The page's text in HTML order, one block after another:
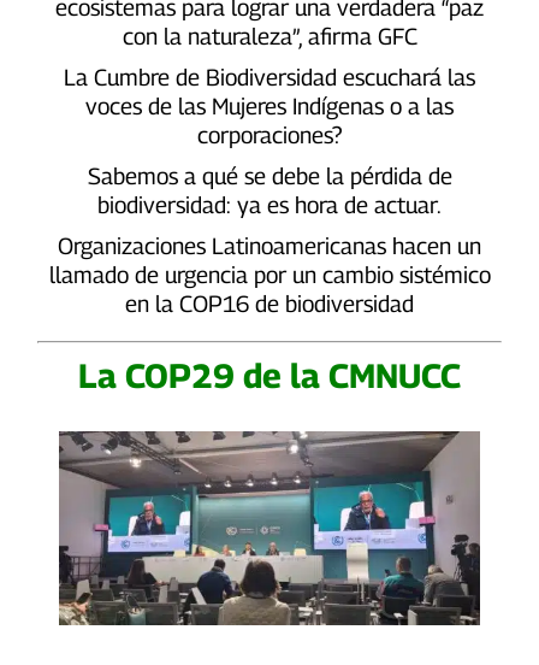
ecosistemas para lograr una verdadera “paz
con la naturaleza”, afirma GFC
La Cumbre de Biodiversidad escuchará las
voces de las Mujeres Indígenas o a las
corporaciones?
Sabemos a qué se debe la pérdida de
biodiversidad: ya es hora de actuar.
Organizaciones Latinoamericanas hacen un
llamado de urgencia por un cambio sistémico
en la COP16 de biodiversidad
La COP29 de la CMNUCC